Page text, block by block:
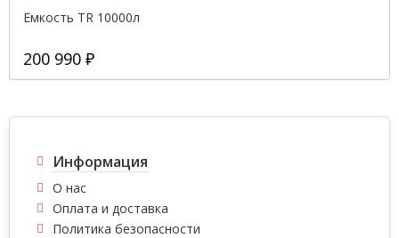
Емкость TR 10000л
200 990 ₽
Информация
О нас
Оплата и доставка
Политика безопасности